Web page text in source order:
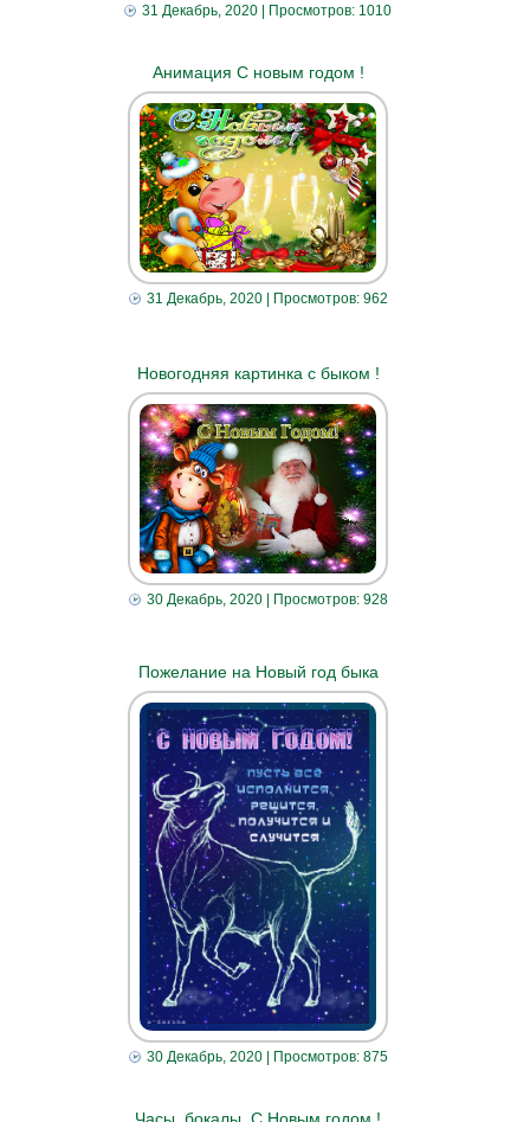
31 Декабрь, 2020 | Просмотров: 1010
Анимация С новым годом !
31 Декабрь, 2020| Просмотров: 962
Новогодняя картинка с быком !
30 Декабрь, 2020| Просмотров: 928
Пожелание на Новый год быка
30 Декабрь, 2020| Просмотров: 875